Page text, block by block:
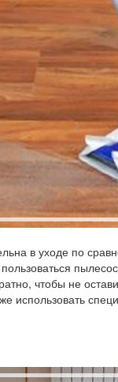
в уходе по
чтобы не
использовать